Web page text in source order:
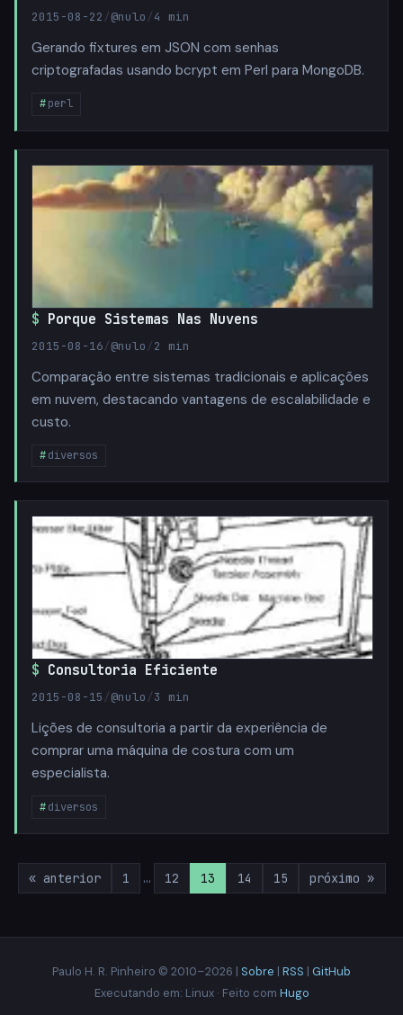
2015-08-22 /@nulo /4 min
Gerando fixtures em JSON com senhas
criptografadas usando bcrypt em Perl para MongoDB.
perl
Porque Sistemas Nas Nuvens
2015-08-16/@nulo /2 min
Comparação entre sistemas tradicionais e aplicações
em nuvem, destacando vantagens de escalabilidade e
custo.
diversos
Consultoria Eficiente
2015-08-15 /@nulo /3 min
Lições de consultoria a partir da experiência de
comprar uma máquina de costura com um
especialista.
diversos
« anterior 1 … 12 13 14 15 próximo »
Paulo H. R. Pinheiro © 2010–2026 | Sobre | RSS | GitHub
Executando em: Linux · Feito com Hugo